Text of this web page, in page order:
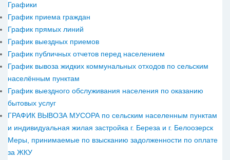
Графики
График приема граждан
График прямых линий
График выездных приемов
График публичных отчетов перед населением
График вывоза жидких коммунальных отходов по сельским
населённым пунктам
График выездного обслуживания населения по оказанию
бытовых услуг
ГРАФИК ВЫВОЗА МУСОРА по сельским населенным пунктам
и индивидуальная жилая застройка г. Береза и г. Белоозерск
Меры, принимаемые по взысканию задолженности по оплате
за ЖКУ